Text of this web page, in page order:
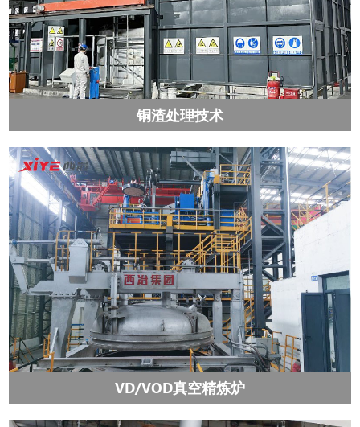
铜渣处理技术
VD/VOD真空精炼炉